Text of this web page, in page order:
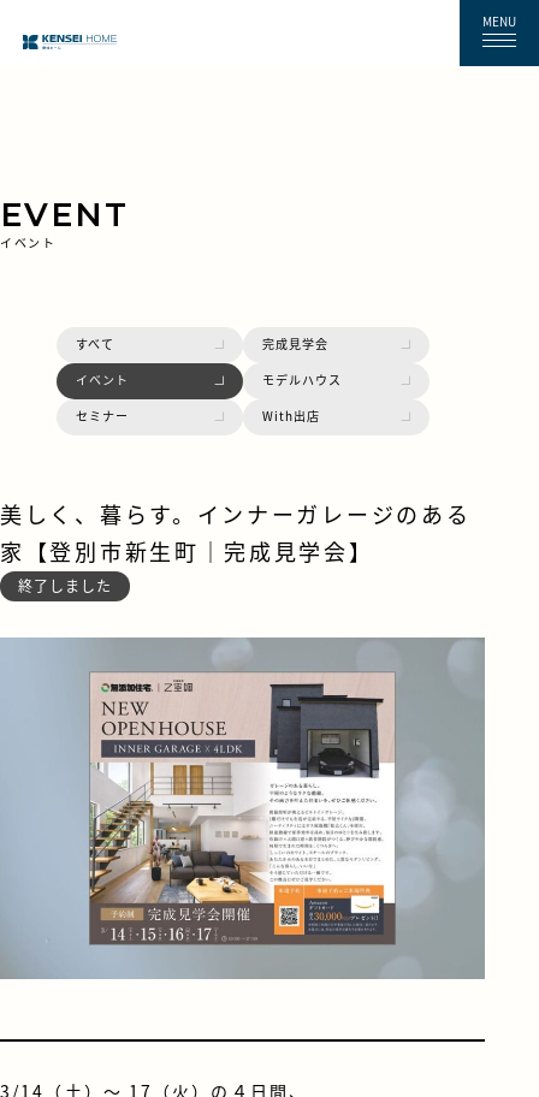
MENU
EVENT
イベント
すべて
完成見学会
イベント
モデルハウス
セミナー
With出店
美しく、暮らす。インナーガレージのある
家【登別市新生町｜完成見学会】
終了しました
3/14（土）～ 17（火）の４日間、